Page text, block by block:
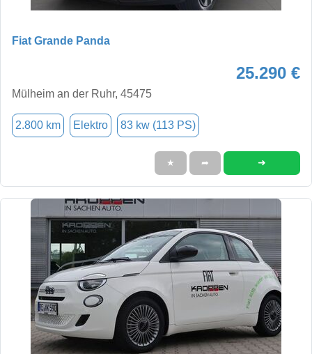
Fiat Grande Panda
25.290 €
Mülheim an der Ruhr, 45475
2.800 km Elektro 83 kw (113 PS)
★ ➦ ➜